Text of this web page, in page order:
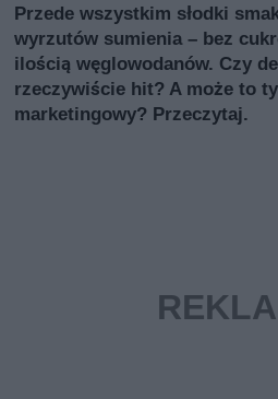
Przede wszystkim słodki
wyrzutów sumienia – bez
ilością węglowodanów. Czy
rzeczywiście hit? A może to
marketingowy? Przeczytaj.